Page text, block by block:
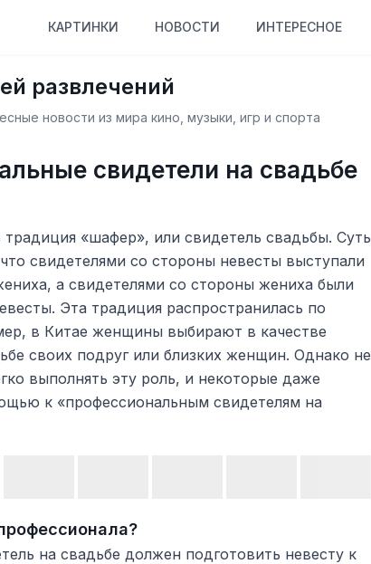
КАРТИНКИ НОВОСТИ ИНТЕРЕСНОЕ
развлечений
новости из мира кино, музыки, игр и спорта
свидетели на свадьбе
традиция «шафер», или свидетель свадьбы. Суть
свидетелями со стороны невесты выступали
а свидетелями со стороны жениха были
Эта традиция распространилась по
в Китае женщины выбирают в качестве
своих подруг или близких женщин. Однако не
выполнять эту роль, и некоторые даже
к «профессиональным свидетелям на
на свадьбе должен подготовить невесту к